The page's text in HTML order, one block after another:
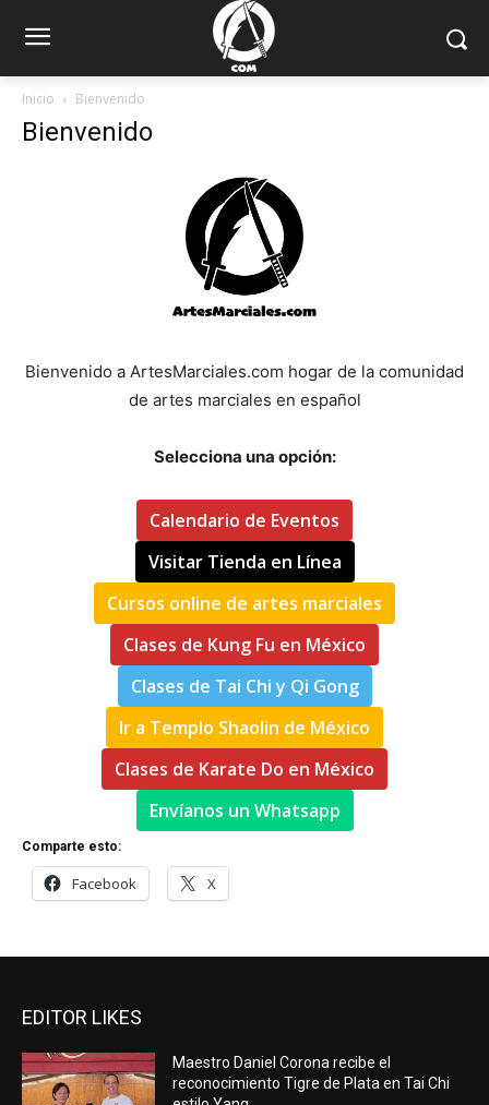
Inicio Bienvenido
Bienvenido
Bienvenido a ArtesMarciales.com hogar de la comunidad
de artes marciales en español
Selecciona una opción:
Calendario de Eventos
Visitar Tienda en Línea
Cursos online de artes marciales
Clases de Kung Fu en México
Clases de Tai Chi y Qi Gong
Ir a Templo Shaolin de México
Clases de Karate Do en México
Envíanos un Whatsapp
Comparte esto:
Facebook X
EDITOR LIKES
Maestro Daniel Corona recibe el
reconocimiento Tigre de Plata en Tai Chi